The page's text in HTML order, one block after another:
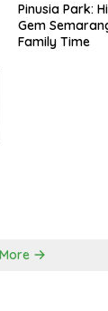
Pinusia Park:
Gem
Family Time